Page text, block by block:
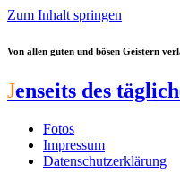
Zum Inhalt springen
Von allen guten und bösen Geistern
Jenseits des
Fotos
Impressum
Datenschutzerklärung